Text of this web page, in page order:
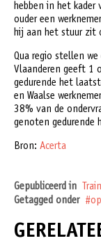
hebben in het kader
ouder een
hij aan het stuur zit
Qua regio stellen
Vlaanderen geeft 1
gedurende het
en Waalse
38% van de
genoten gedurende
Bron: Acerta
Gepubliceerd in
Getagged onder